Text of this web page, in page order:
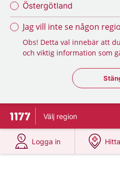
Östergötland
Jag vill inte se någon
Obs! Detta val innebär att
och viktig information som
Till startsidan för 1177
Välj region
Logga in
på 1177.se